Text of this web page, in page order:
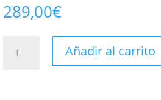
289,00€
inteligente
SplashDrone
Añadir al carrito